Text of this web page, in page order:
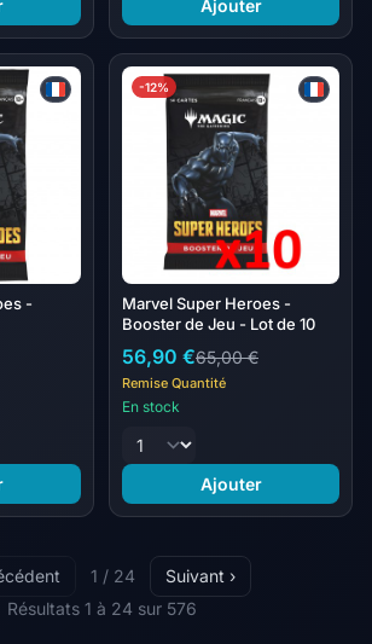
Ajouter
-
-12%
Marvel Super Heroes -
Booster de Jeu - Lot de 10
56,90 €65,00 €
Remise Quantité
En stock
Ajouter
Résultats 1 à 24 sur 576
1 / 24 Suivant ›